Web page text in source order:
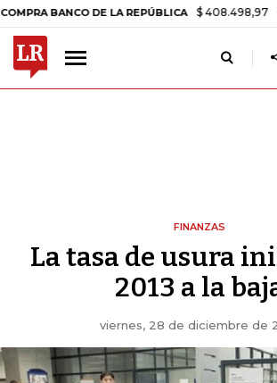
BANCO DE LA REPÚBLICA $ 408.498,97 +$
FINANZAS
La tasa de usura
2013 a la
viernes, 28 de diciembre de